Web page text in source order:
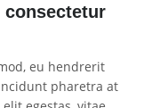
eu hendrerit
pharetra at